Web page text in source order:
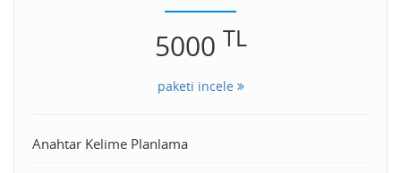
5000 TL
paketi incele
Anahtar Kelime Planlama